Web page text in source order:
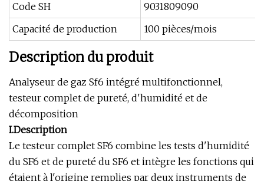
Code SH
9031809090
Capacité de production
100 pièces/mois
Description du produit
Analyseur de gaz Sf6 intégré multifonctionnel,
testeur complet de pureté, d'humidité et de
décomposition
I.Description
Le testeur complet SF6 combine les tests d'humidité
du SF6 et de pureté du SF6 et intègre les fonctions qui
étaient à l'origine remplies par deux instruments de